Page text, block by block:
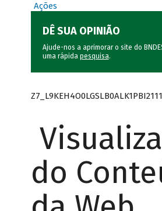
Ações
DÊ SUA OPINIÃO
Ajude-nos a aprimorar o site do
uma rápida pesquisa.
do